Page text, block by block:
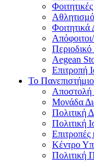
Φοιτητικά
Περιοδικό
Aegean
Επιτροπή
Το Πανεπιστήμιο
Μονάδα
Πολιτική
Πολιτική
Κέντρο
Πολιτική